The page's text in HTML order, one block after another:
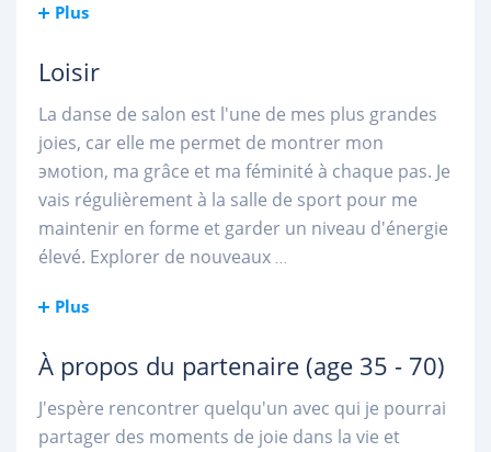
Plus
Loisir
La danse de salon est l'une de mes plus grandes
joies, car elle me permet de montrer mon
эмоtion, ma grâce et ma féminité à chaque pas. Je
vais régulièrement à la salle de sport pour me
maintenir en forme et garder un niveau d'énergie
élevé. Explorer de nouveaux...
Plus
À propos du partenaire (age 35 - 70)
J'espère rencontrer quelqu'un avec qui je pourrai
partager des moments de joie dans la vie et